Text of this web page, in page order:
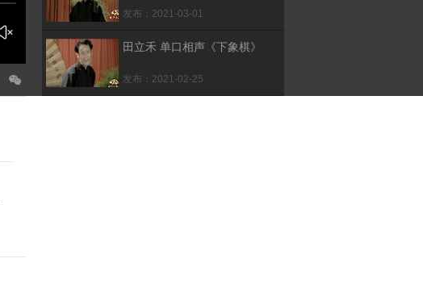
发布：2021-03-01
田立禾 单口相声《下象棋》
发布：2021-02-25